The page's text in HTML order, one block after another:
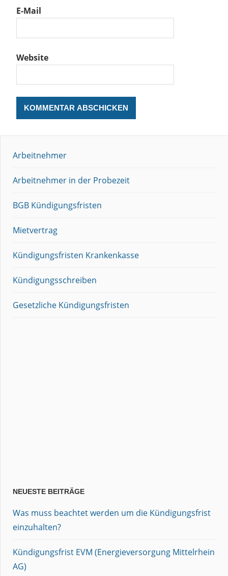
E-Mail
Website
Arbeitnehmer
Arbeitnehmer in der Probezeit
BGB Kündigungsfristen
Mietvertrag
Kündigungsfristen Krankenkasse
Kündigungsschreiben
Gesetzliche Kündigungsfristen
NEUESTE BEITRÄGE
Was muss beachtet werden um die Kündigungsfrist
einzuhalten?
Kündigungsfrist EVM (Energieversorgung Mittelrhein
AG)